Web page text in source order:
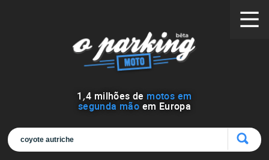
1 ,4 milhões de motos em
segunda mão em Europa